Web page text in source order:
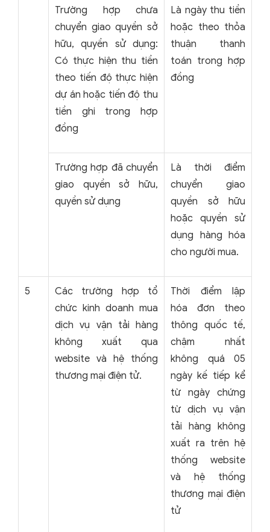
Trường hợp chưa
chuyển giao quyền sở
hữu, quyền sử dụng:
Có thực hiện thu tiền
theo tiến độ thực hiện
dự án hoặc tiến độ thu
tiền ghi trong hợp
đồng
Là ngày thu tiền
hoặc theo thỏa
thuận thanh
toán trong hợp
đồng
Trường hợp đã chuyển
giao quyền sở hữu,
quyền sử dụng
Là thời điểm
chuyển giao
quyền sở hữu
hoặc quyền sử
dụng hàng hóa
cho người mua.
5
Các trường hợp tổ
chức kinh doanh mua
dịch vụ vận tải hàng
không xuất qua
website và hệ thống
thương mại điện tử.
Thời điểm lập
hóa đơn theo
thông quốc tế,
chậm nhất
không quá 05
ngày kế tiếp kể
từ ngày chứng
từ dịch vụ vận
tải hàng không
xuất ra trên hệ
thống website
và hệ thống
thương mại điện
tử